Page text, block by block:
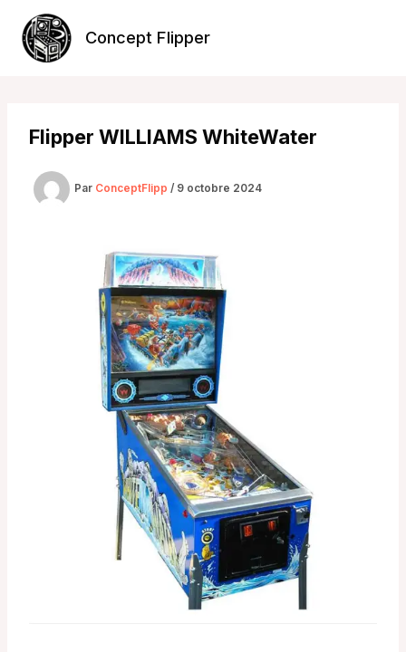
contenu
Concept Flipper
Flipper WILLIAMS WhiteWater
Par ConceptFlipp / 9 octobre 2024